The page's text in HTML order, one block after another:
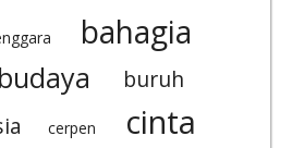
bahagia
budaya
buruh
cerpen cinta